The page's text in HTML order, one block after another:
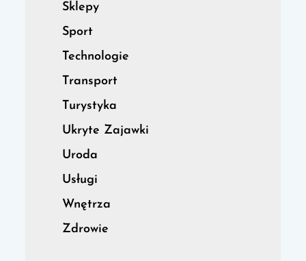
Sklepy
Sport
Technologie
Transport
Turystyka
Ukryte Zajawki
Uroda
Usługi
Wnętrza
Zdrowie